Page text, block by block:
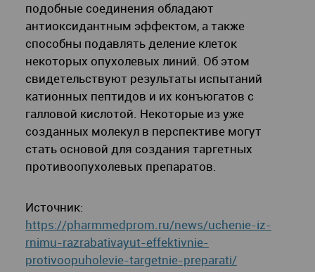
подобные соединения обладают
антиоксидантным эффектом, а также
способны подавлять деление клеток
некоторых опухолевых линий. Об этом
свидетельствуют результаты испытаний
катионных пептидов и их конъюгатов с
галловой кислотой. Некоторые из уже
созданных молекул в перспективе могут
стать основой для создания таргетных
противоопухолевых препаратов.
Источник:
https://pharmmedprom.ru/news/uchenie-iz-
rnimu-razrabativayut-effektivnie-
protivoopuholevie-targetnie-preparati/